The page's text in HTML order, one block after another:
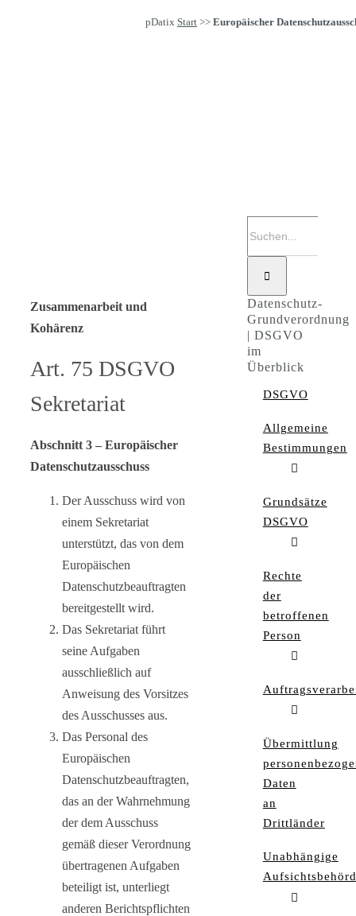
pDatix Start >> Europäischer
Zusammenarbeit und
Kohärenz
Art. 75 DSGVO
Sekretariat
Abschnitt 3 – Europäischer
Datenschutzausschuss
Der Ausschuss wird von
einem Sekretariat
unterstützt, das von dem
Europäischen
Datenschutzbeauftragten
bereitgestellt wird.
Das Sekretariat führt
seine Aufgaben
ausschließlich auf
Anweisung des Vorsitzes
des Ausschusses aus.
Das Personal des
Europäischen
Datenschutzbeauftragten,
das an der Wahrnehmung
der dem Ausschuss
gemäß dieser Verordnung
übertragenen Aufgaben
beteiligt ist, unterliegt
anderen Berichtspflichten
Datenschutz-
Grundverordnung
| DSGVO
im
Überblick
DSGVO
Allgemeine
Bestimmungen
Grundsätze
DSGVO
Rechte
der
betroffenen
Person
Übermittlung
Daten
an
Drittländer
Unabhängige